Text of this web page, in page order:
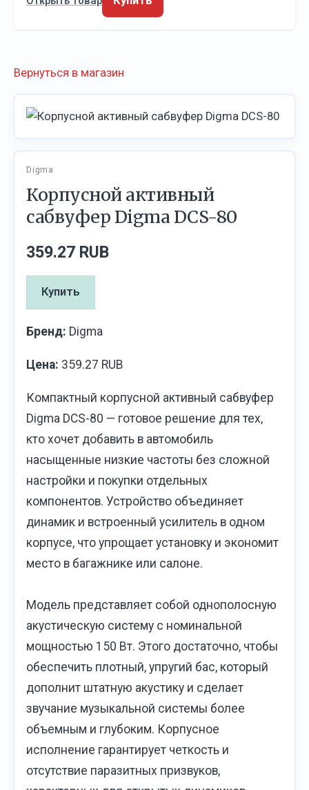
Вернуться в магазин
Digma
Корпусной активный
сабвуфер Digma DCS-80
359.27 RUB
Купить
Бренд: Digma
Цена: 359.27 RUB
Компактный корпусной активный сабвуфер
Digma DCS-80 — готовое решение для тех,
кто хочет добавить в автомобиль
насыщенные низкие частоты без сложной
настройки и покупки отдельных
компонентов. Устройство объединяет
динамик и встроенный усилитель в одном
корпусе, что упрощает установку и экономит
место в багажнике или салоне.
Модель представляет собой однополосную
акустическую систему с номинальной
мощностью 150 Вт. Этого достаточно, чтобы
обеспечить плотный, упругий бас, который
дополнит штатную акустику и сделает
звучание музыкальной системы более
объемным и глубоким. Корпусное
исполнение гарантирует четкость и
отсутствие паразитных призвуков,